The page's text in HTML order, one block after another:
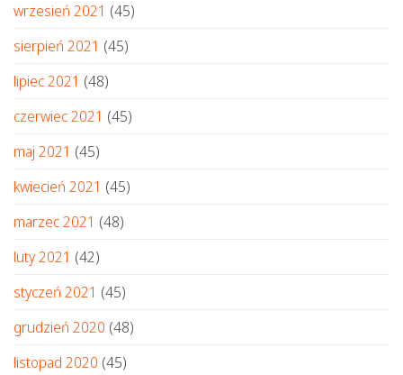
wrzesień 2021 (45)
sierpień 2021 (45)
lipiec 2021 (48)
czerwiec 2021 (45)
maj 2021 (45)
kwiecień 2021 (45)
marzec 2021 (48)
luty 2021 (42)
styczeń 2021 (45)
grudzień 2020 (48)
listopad 2020 (45)